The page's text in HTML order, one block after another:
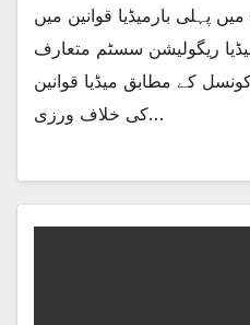
پہلی بارمیڈیا قوانین میں
ریگولیشن سسٹم متعارف
کے مطابق میڈیا قوانین
کی خلاف ورزی…